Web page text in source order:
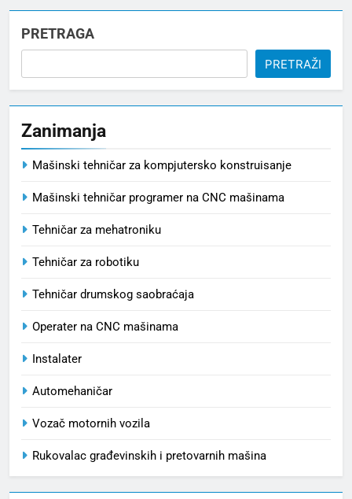
PRETRAGA
PRETRAŽI
Zanimanja
Mašinski tehničar za kompjutersko konstruisanje
Mašinski tehničar programer na CNC mašinama
Tehničar za mehatroniku
Tehničar za robotiku
Tehničar drumskog saobraćaja
Operater na CNC mašinama
Instalater
Automehaničar
Vozač motornih vozila
Rukovalac građevinskih i pretovarnih mašina